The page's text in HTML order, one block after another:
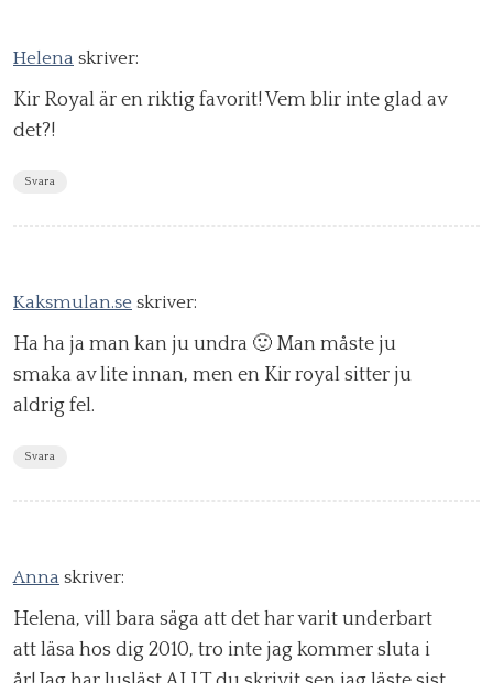
Helena skriver:
Kir Royal är en riktig favorit! Vem blir inte glad av
det?!
Svara
Kaksmulan.se skriver:
Ha ha ja man kan ju undra 🙂 Man måste ju
smaka av lite innan, men en Kir royal sitter ju
aldrig fel.
Svara
Anna skriver:
Helena, vill bara säga att det har varit underbart
att läsa hos dig 2010, tro inte jag kommer sluta i